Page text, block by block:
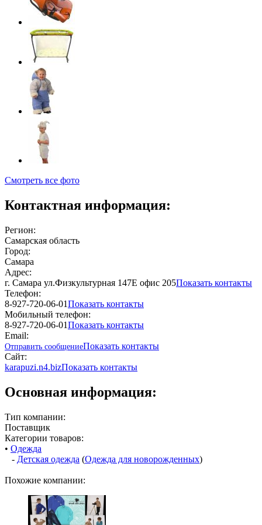
Смотреть все фото
Контактная информация:
Регион:
Самарская область
Город:
Самара
Адрес:
г. Самара ул.Физкультурная 147Е офис 205Показать контакты
Телефон:
8-927-720-06-01Показать контакты
Мобильный телефон:
8-927-720-06-01Показать контакты
Email:
Отправить сообщениеПоказать контакты
Сайт:
karapuzi.n4.bizПоказать контакты
Основная информация:
Тип компании:
Поставщик
Категории товаров:
• Одежда
- Детская одежда (Одежда для новорожденных)
Похожие компании: